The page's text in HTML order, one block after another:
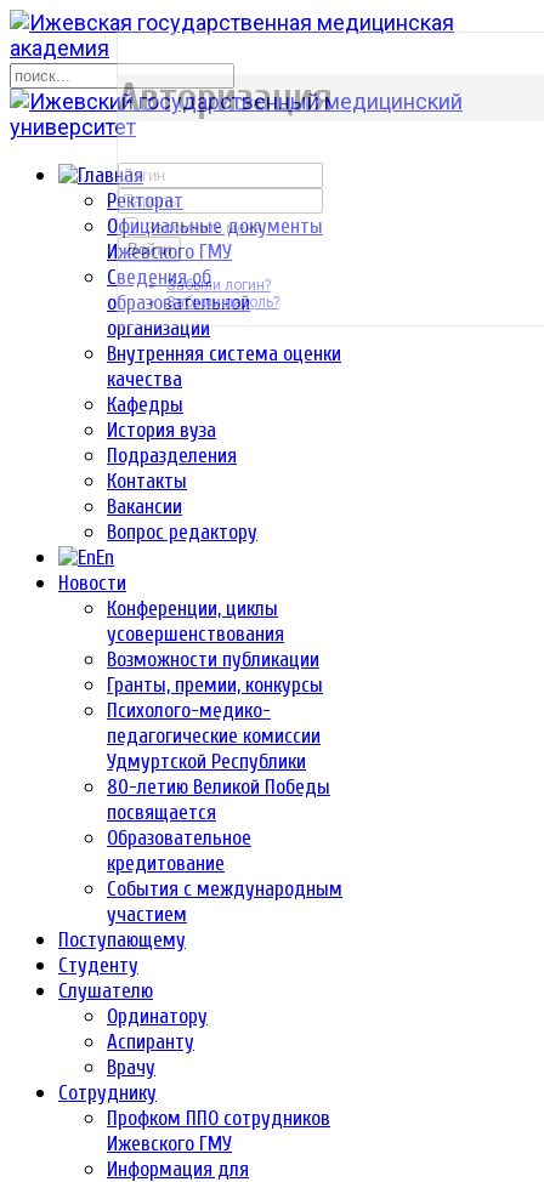
Ректорат
Официальные документы
Ижевского ГМУ
Сведения об
образовательной
организации
Внутренняя система оценки
качества
Кафедры
История вуза
Подразделения
Контакты
Вакансии
Вопрос редактору
En
Новости
Конференции, циклы
усовершенствования
Возможности публикации
Гранты, премии, конкурсы
Психолого-медико-
педагогические комиссии
Удмуртской Республики
80-летию Великой Победы
посвящается
Образовательное
кредитование
События с международным
участием
Поступающему
Студенту
Слушателю
Ординатору
Аспиранту
Врачу
Сотруднику
Профком ППО сотрудников
Ижевского ГМУ
Информация для
р
Авторизация
Запомнить меня
Войти
Забыли логин?
Забыли пароль?